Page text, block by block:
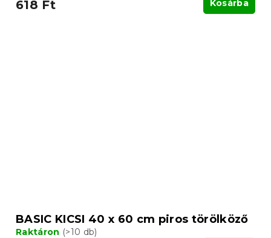
618 Ft Kosárba
BASIC KICSI 40 x 60 cm piros törölköző
Raktáron (>10 db)